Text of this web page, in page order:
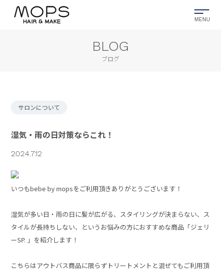
045-349-3929
BLOG
ブログ
サロンについて
湿気・雨の日対策ならこれ！
2024.7.12
いつもbebe by mopsをご利用頂きありがとうございます！
湿気が多い日・雨の日に髪が広がる、スタイリングが決まらない、ス
タイルが長持ちしない、というお悩みの方におすすめな商品「ジェリ
ーSP. 」を紹介します！
こちらはアウトバス商品に限らずトリートメントと混ぜてもご利用頂